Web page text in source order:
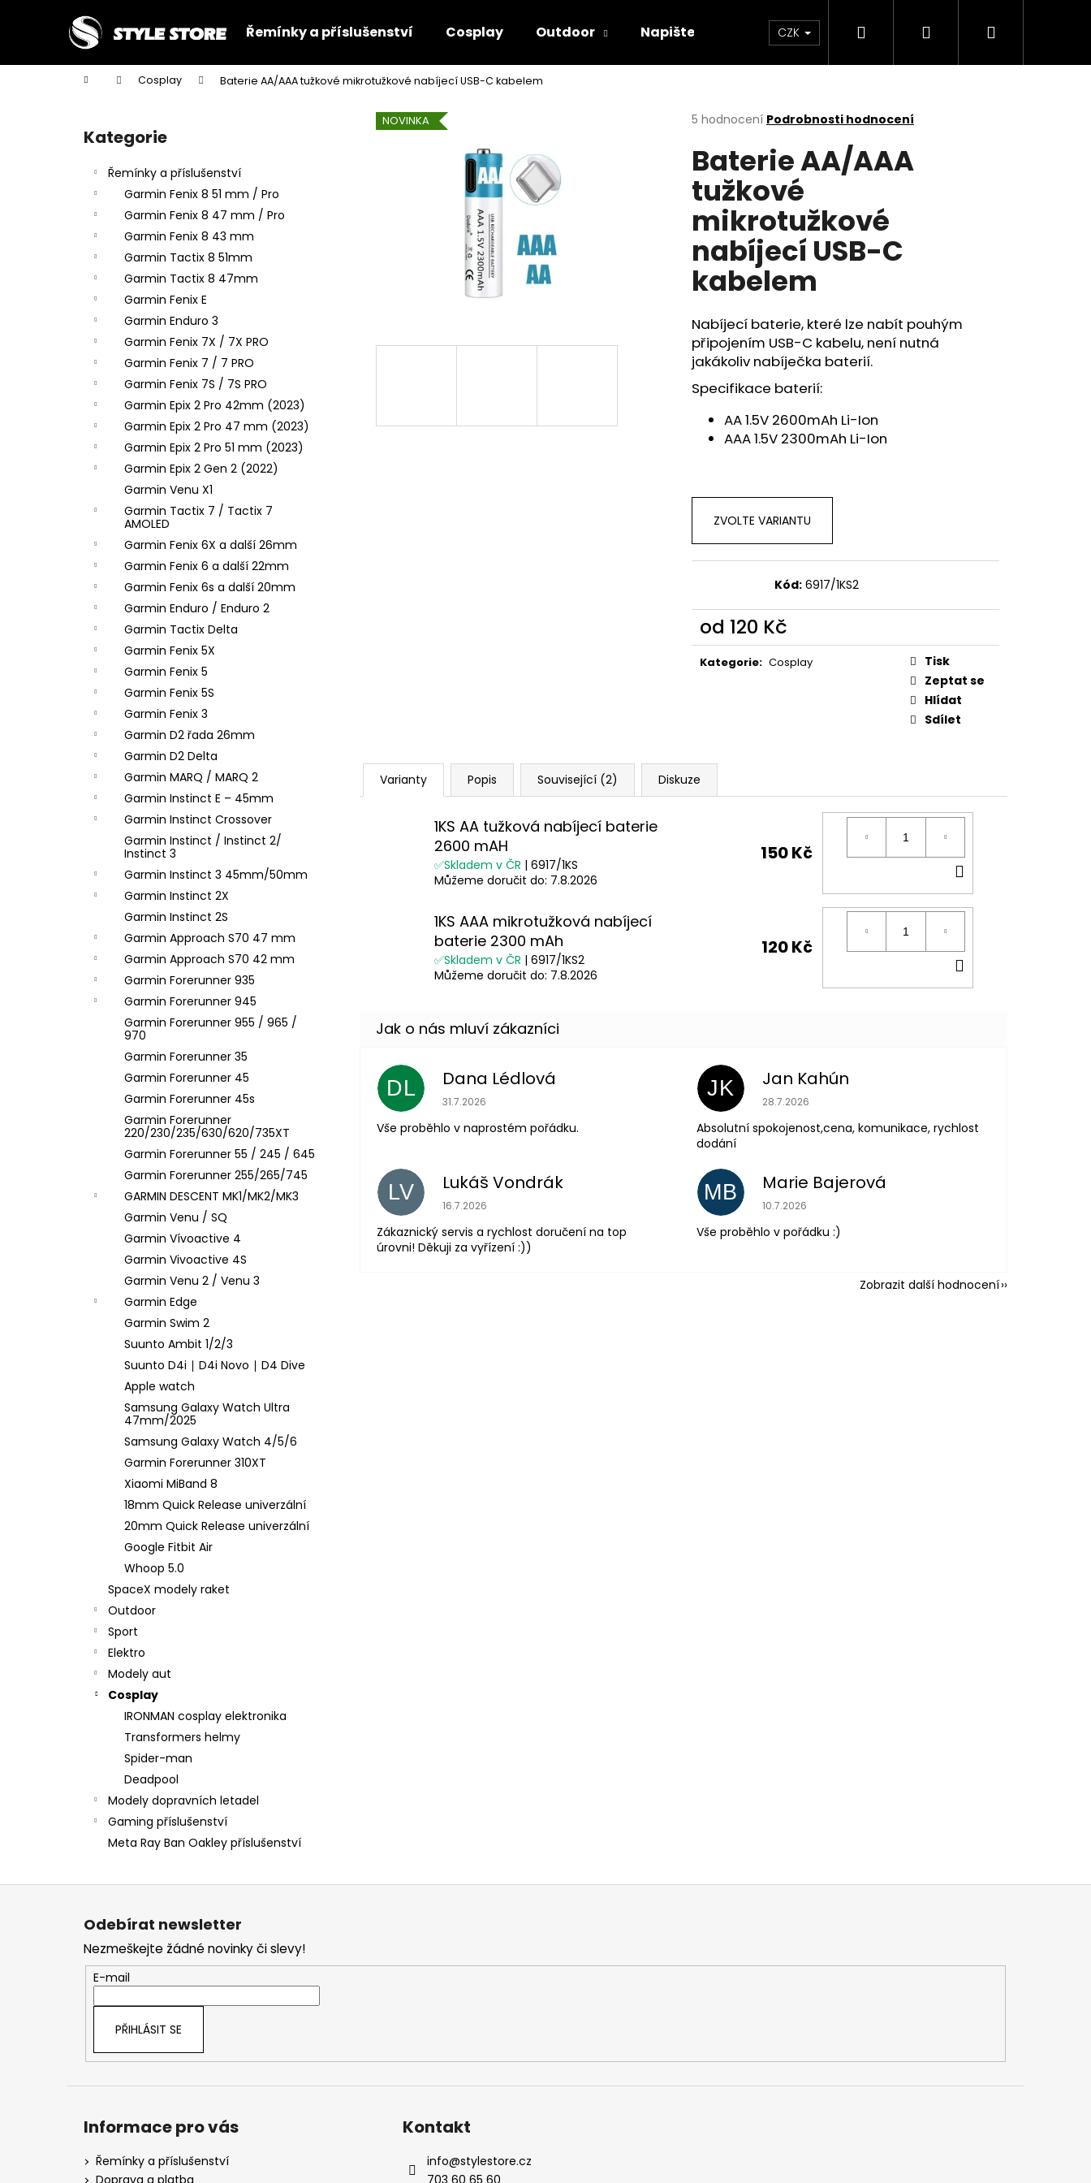
Řemínky a příslušenství Cosplay Outdoor Napište nám CZK Hledat PřihlášeníNákupní
Domů Cosplay Baterie AA/AAA tužkové mikrotužkové nabíjecí USB-C kabelem
Přeskočit
kategorie
Kategorie
Řemínky a příslušenství
Garmin Fenix 8 51 mm / Pro
Garmin Fenix 8 47 mm / Pro
Garmin Fenix 8 43 mm
Garmin Tactix 8 51mm
Garmin Tactix 8 47mm
Garmin Fenix E
Garmin Enduro 3
Garmin Fenix 7X / 7X PRO
Garmin Fenix 7 / 7 PRO
Garmin Fenix 7S / 7S PRO
Garmin Epix 2 Pro 42mm (2023)
Garmin Epix 2 Pro 47 mm (2023)
Garmin Epix 2 Pro 51 mm (2023)
Garmin Epix 2 Gen 2 (2022)
Garmin Venu X1
Garmin Tactix 7 / Tactix 7
AMOLED
Garmin Fenix 6X a další 26mm
Garmin Fenix 6 a další 22mm
Garmin Fenix 6s a další 20mm
Garmin Enduro / Enduro 2
Garmin Tactix Delta
Garmin Fenix 5X
Garmin Fenix 5
Garmin Fenix 5S
Garmin Fenix 3
Garmin D2 řada 26mm
Garmin D2 Delta
Garmin MARQ / MARQ 2
Garmin Instinct E – 45mm
Garmin Instinct Crossover
Garmin Instinct / Instinct 2/
Instinct 3
Garmin Instinct 3 45mm/50mm
Garmin Instinct 2X
Garmin Instinct 2S
Garmin Approach S70 47 mm
Garmin Approach S70 42 mm
Garmin Forerunner 935
Garmin Forerunner 945
Garmin Forerunner 955 / 965 /
970
Garmin Forerunner 35
Garmin Forerunner 45
Garmin Forerunner 45s
Garmin Forerunner
220/230/235/630/620/735XT
Garmin Forerunner 55 / 245 / 645
Garmin Forerunner 255/265/745
GARMIN DESCENT MK1/MK2/MK3
Garmin Venu / SQ
Garmin Vívoactive 4
Garmin Vivoactive 4S
Garmin Venu 2 / Venu 3
Garmin Edge
Garmin Swim 2
Suunto Ambit 1/2/3
Suunto D4i ∣ D4i Novo ∣ D4 Dive
Apple watch
Samsung Galaxy Watch Ultra
47mm/2025
Samsung Galaxy Watch 4/5/6
Garmin Forerunner 310XT
Xiaomi MiBand 8
18mm Quick Release univerzální
20mm Quick Release univerzální
Google Fitbit Air
Whoop 5.0
SpaceX modely raket
Outdoor
Sport
Elektro
Modely aut
Cosplay
IRONMAN cosplay elektronika
Transformers helmy
Spider-man
Deadpool
Modely dopravních letadel
Gaming příslušenství
Meta Ray Ban Oakley příslušenství
Průměrné
produktu
je
5,0
z
5
hvězdiček.
5 hodnocení Podrobnosti hodnocení
Baterie AA/AAA
tužkové
mikrotužkové
nabíjecí USB-C
kabelem
Nabíjecí baterie, které lze nabít pouhým
připojením USB-C kabelu, není nutná
jakákoliv nabíječka baterií.
Specifikace baterií:
AA 1.5V 2600mAh Li-Ion
AAA 1.5V 2300mAh Li-Ion
ZVOLTE VARIANTU
Kód: 6917/1KS2
od 120 Kč
Měrná
cena:
Kategorie: Cosplay
Tisk
Zeptat se
Hlídat
Sdílet
NOVINKA
Varianty Popis Související (2) Diskuze
1KS AA tužková nabíjecí baterie
2600 mAH
✅Skladem v ČR | 6917/1KS
Můžeme doručit do: 7.8.2026
150 Kč
KOŠÍKU
1KS AAA mikrotužková nabíjecí
baterie 2300 mAh
✅Skladem v ČR | 6917/1KS2
Můžeme doručit do: 7.8.2026
120 Kč
KOŠÍKU
DL Dana Lédlová
Hodnocení obchodu je 5 z 5 hvězdiček.
31.7.2026
Vše proběhlo v naprostém pořádku.
JK Jan Kahún
Hodnocení obchodu je 5 z 5 hvězdiček.
28.7.2026
Absolutní spokojenost,cena, komunikace, rychlost
dodání
LV Lukáš Vondrák
Hodnocení obchodu je 5 z 5 hvězdiček.
16.7.2026
Zákaznický servis a rychlost doručení na top
úrovni! Děkuji za vyřízení :))
MB Marie Bajerová
Hodnocení obchodu je 5 z 5 hvězdiček.
10.7.2026
Vše proběhlo v pořádku :)
Zobrazit další hodnocení
í
Zpět
do
Zpět
do
Co potřebujete najít?
Doporučujeme
Z
Odebírat newsletter
Nezmeškejte žádné novinky či slevy!
E-mail
PŘIHLÁSIT SE
Informace pro vás
Řemínky a příslušenství
Kontakt
info@stylestore.cz